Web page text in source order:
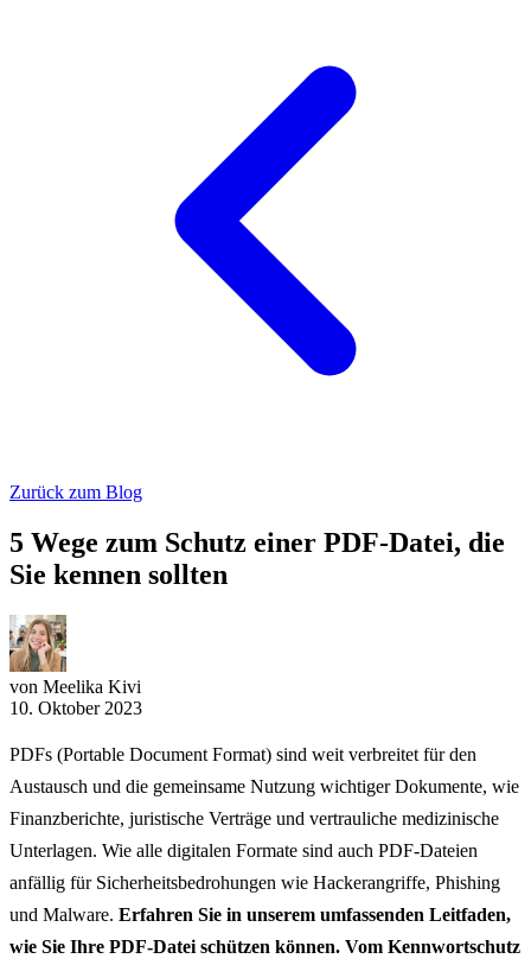
Zurück zum Blog
5 Wege zum Schutz einer PDF-Datei, die
Sie kennen sollten
von Meelika Kivi
10. Oktober 2023
PDFs (Portable Document Format) sind weit verbreitet für den
Austausch und die gemeinsame Nutzung wichtiger Dokumente, wie
Finanzberichte, juristische Verträge und vertrauliche medizinische
Unterlagen. Wie alle digitalen Formate sind auch PDF-Dateien
anfällig für Sicherheitsbedrohungen wie Hackerangriffe, Phishing
und Malware. Erfahren Sie in unserem umfassenden Leitfaden,
wie Sie Ihre PDF-Datei schützen können. Vom Kennwortschutz